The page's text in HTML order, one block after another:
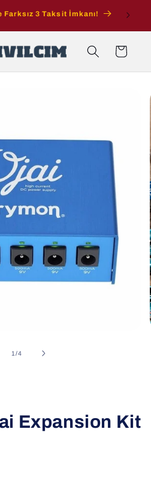
Farksız 3 Taksit İmkanı!
Sepet
1//4
Expansion Kit